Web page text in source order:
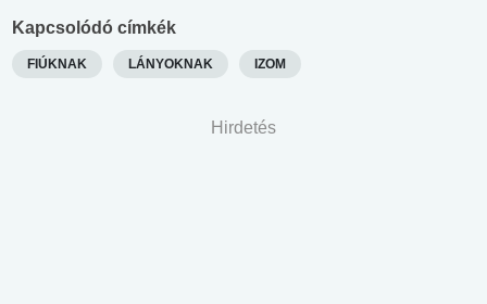
Kapcsolódó címkék
FIÚKNAK LÁNYOKNAK IZOM
Hirdetés